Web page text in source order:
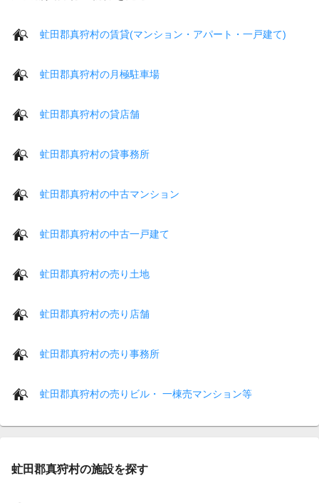
虻田郡真狩村の賃貸(マンション・アパート・一戸建て)
虻田郡真狩村の月極駐車場
虻田郡真狩村の貸店舗
虻田郡真狩村の貸事務所
虻田郡真狩村の中古マンション
虻田郡真狩村の中古一戸建て
虻田郡真狩村の売り土地
虻田郡真狩村の売り店舗
虻田郡真狩村の売り事務所
虻田郡真狩村の売りビル・ 一棟売マンション等
虻田郡真狩村の施設を探す